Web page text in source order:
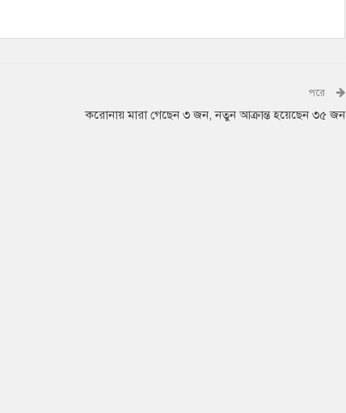
পরে
করোনায় মারা গেছেন ৩ জন, নতুন আক্রান্ত হয়েছেন ৩৫ জন